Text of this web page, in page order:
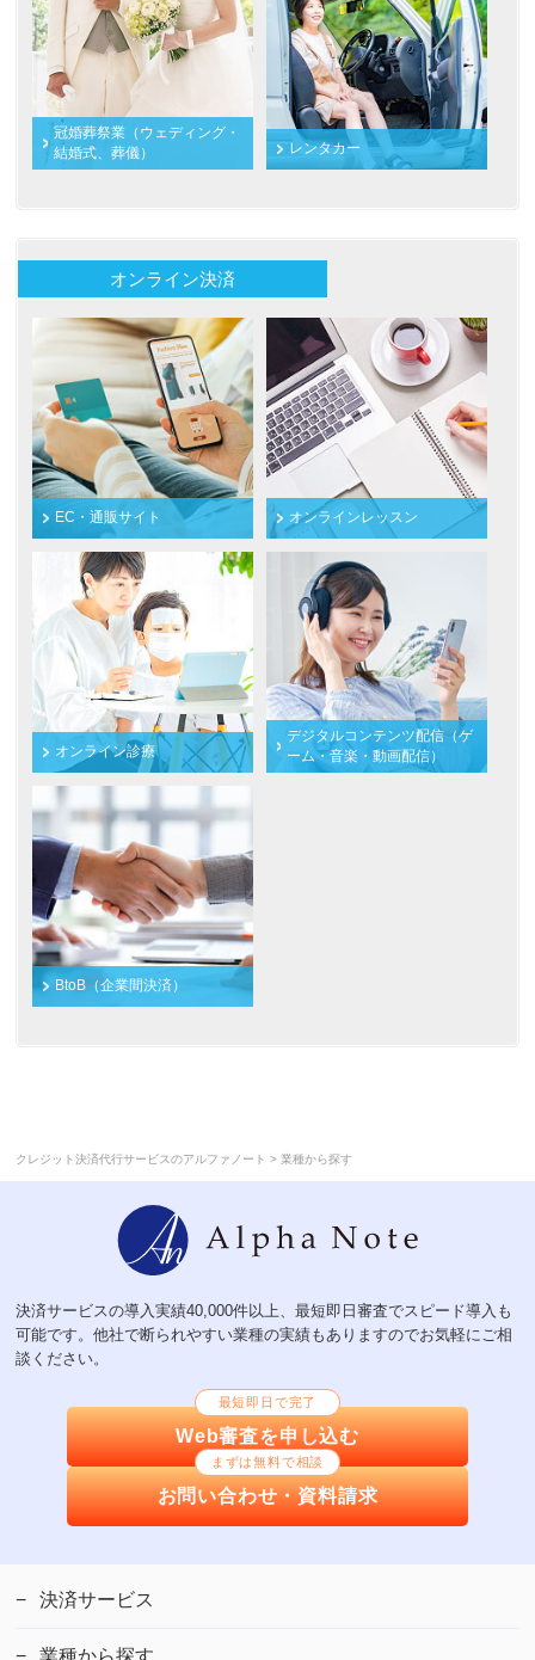
冠婚葬祭業（ウェディング・
結婚式、葬儀）
レンタカー
オンライン決済
EC・通販サイト オンラインレッスン
オンライン診療
デジタルコンテンツ配信（ゲ
ーム・音楽・動画配信）
BtoB（企業間決済）
クレジット決済代行サービスのアルファノート >業種から探す
決済サービスの導入実績40,000件以上、最短即日審査でスピード導入も
可能です。他社で断られやすい業種の実績もありますのでお気軽にご相
談ください。
最短即日で完了
Web審査を申し込む
まずは無料で相談
お問い合わせ・資料請求
決済サービス